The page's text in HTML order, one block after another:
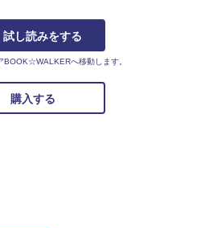
試し読みをする
へ移動します。
購入する